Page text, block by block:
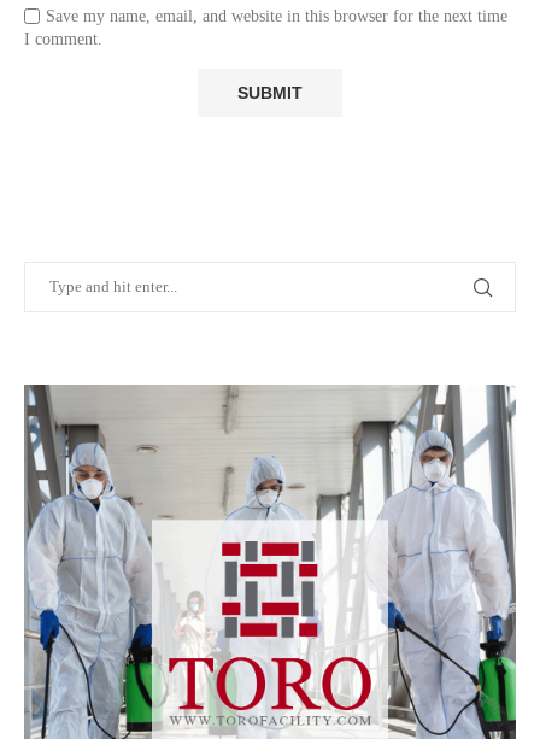
Save my name, email, and website in this browser for the next time
I comment.